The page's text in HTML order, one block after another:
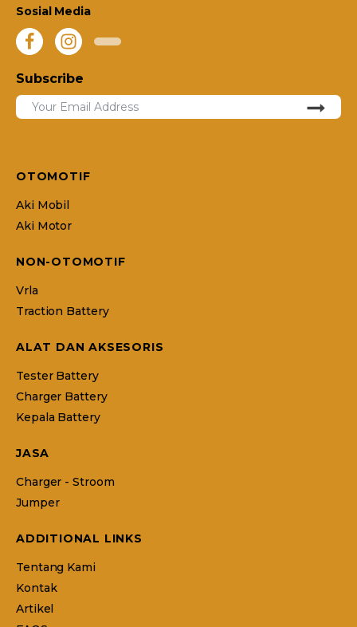
Sosial Media
Subscribe
OTOMOTIF
Aki Mobil
Aki Motor
NON-OTOMOTIF
Vrla
Traction Battery
ALAT DAN AKSESORIS
Tester Battery
Charger Battery
Kepala Battery
JASA
Charger - Stroom
Jumper
ADDITIONAL LINKS
Tentang Kami
Kontak
Artikel